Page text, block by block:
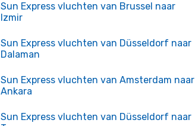
Sun Express vluchten van Brussel naar
Izmir
Sun Express vluchten van Düsseldorf naar
Dalaman
Sun Express vluchten van Amsterdam naar
Ankara
Sun Express vluchten van Düsseldorf naar